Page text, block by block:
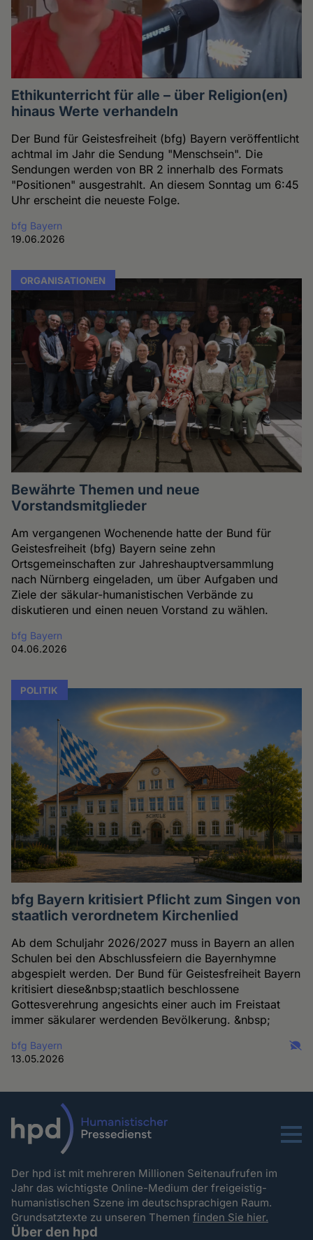
Ethikunterricht für alle – über Religion(en)
hinaus Werte verhandeln
Der Bund für Geistesfreiheit (bfg) Bayern veröffentlicht
achtmal im Jahr die Sendung "Menschsein". Die
Sendungen werden von BR 2 innerhalb des Formats
"Positionen" ausgestrahlt. An diesem Sonntag um 6:45
Uhr erscheint die neueste Folge.
bfg Bayern
19.06.2026
ORGANISATIONEN
Bewährte Themen und neue
Vorstandsmitglieder
Am vergangenen Wochenende hatte der Bund für
Geistesfreiheit (bfg) Bayern seine zehn
Ortsgemeinschaften zur Jahreshauptversammlung
nach Nürnberg eingeladen, um über Aufgaben und
Ziele der säkular-humanistischen Verbände zu
diskutieren und einen neuen Vorstand zu wählen.
bfg Bayern
04.06.2026
POLITIK
bfg Bayern kritisiert Pflicht zum Singen von
staatlich verordnetem Kirchenlied
Ab dem Schuljahr 2026/2027 muss in Bayern an allen
Schulen bei den Abschlussfeiern die Bayernhymne
abgespielt werden. Der Bund für Geistesfreiheit Bayern
kritisiert diese&nbsp;staatlich beschlossene
Gottesverehrung angesichts einer auch im Freistaat
immer säkularer werdenden Bevölkerung. &nbsp;
bfg Bayern
13.05.2026
Menu
Der hpd ist mit mehreren Millionen Seitenaufrufen im
Jahr das wichtigste Online-Medium der freigeistig-
humanistischen Szene im deutschsprachigen Raum.
Grundsatztexte zu unseren Themenfinden Sie hier.
Über den hpd